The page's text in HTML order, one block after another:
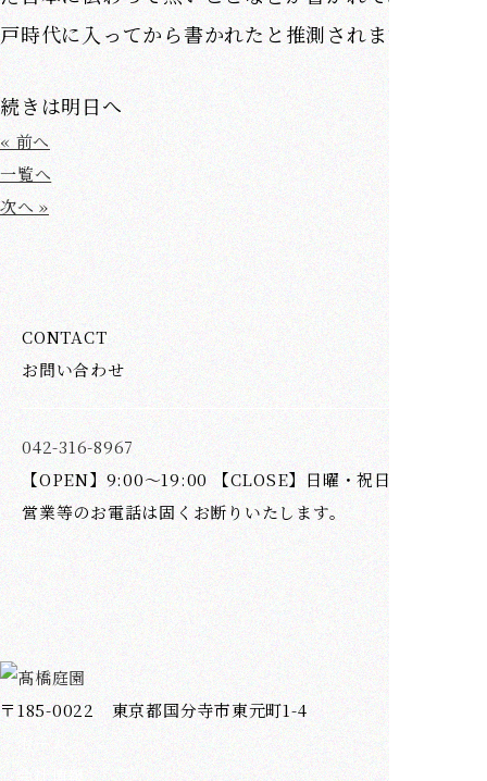
戸時代に入ってから書かれたと推測されます。
続きは明日へ
« 前へ
一覧へ
次へ »
CONTACT
お問い合わせ
042-316-8967
【OPEN】9:00～19:00 【CLOSE】日曜・祝日
営業等のお電話は固くお断りいたします。
〒185-0022 東京都国分寺市東元町1-4
ホーム
会社情報